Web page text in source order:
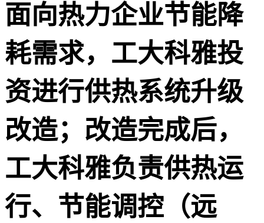
面向热力企业节能降
耗需求，工大科雅投
资进行供热系统升级
改造；改造完成后，
工大科雅负责供热运
行、节能调控（远